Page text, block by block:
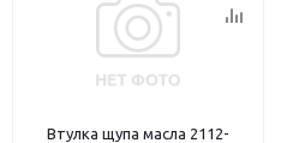
Втулка щупа масла 2112-